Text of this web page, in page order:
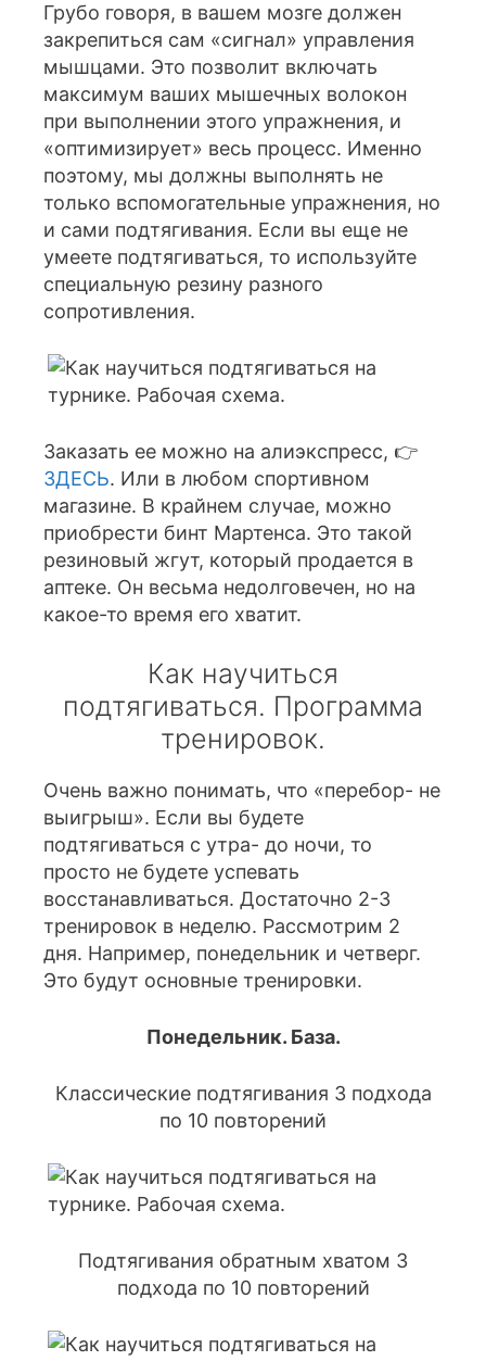
Грубо говоря, в вашем мозге должен
закрепиться сам «сигнал» управления
мышцами. Это позволит включать
максимум ваших мышечных волокон
при выполнении этого упражнения, и
«оптимизирует» весь процесс. Именно
поэтому, мы должны выполнять не
только вспомогательные упражнения, но
и сами подтягивания. Если вы еще не
умеете подтягиваться, то используйте
специальную резину разного
сопротивления.
Заказать ее можно на алиэкспресс, 👉
ЗДЕСЬ. Или в любом спортивном
магазине. В крайнем случае, можно
приобрести бинт Мартенса. Это такой
резиновый жгут, который продается в
аптеке. Он весьма недолговечен, но на
какое-то время его хватит.
Как научиться
подтягиваться. Программа
тренировок.
Очень важно понимать, что «перебор- не
выигрыш». Если вы будете
подтягиваться с утра- до ночи, то
просто не будете успевать
восстанавливаться. Достаточно 2-3
тренировок в неделю. Рассмотрим 2
дня. Например, понедельник и четверг.
Это будут основные тренировки.
Понедельник. База.
Классические подтягивания 3 подхода
по 10 повторений
Подтягивания обратным хватом 3
подхода по 10 повторений